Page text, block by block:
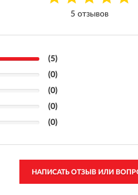
5 отзывов
(5)
(0)
(0)
(0)
(0)
НАПИСАТЬ ОТЗЫВ ИЛИ